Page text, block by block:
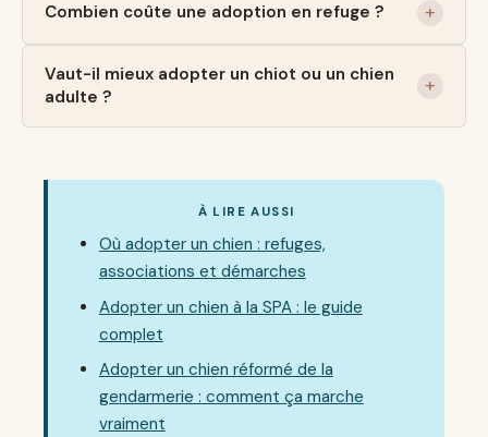
Combien coûte une adoption en refuge ?
Vaut-il mieux adopter un chiot ou un chien
adulte ?
À LIRE AUSSI
Où adopter un chien : refuges,
associations et démarches
Adopter un chien à la SPA : le guide
complet
Adopter un chien réformé de la
gendarmerie : comment ça marche
vraiment